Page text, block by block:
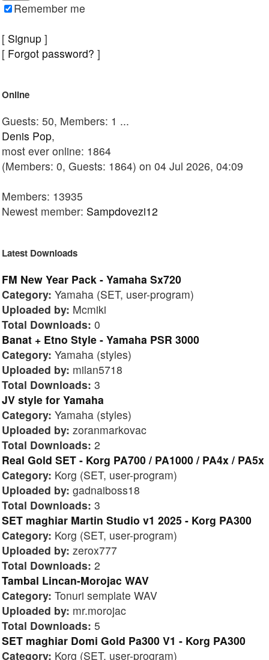
Remember me
[ Signup ]
[ Forgot password? ]
Online
Guests: 50, Members: 1 ...
Denis Pop,
most ever online: 1864
(Members: 0, Guests: 1864) on 04 Jul 2026, 04:09
Members: 13935
Newest member: Sampdovezi12
Latest Downloads
FM New Year Pack - Yamaha Sx720
Category: Yamaha (SET, user-program)
Uploaded by: Mcmiki
Total Downloads: 0
Banat + Etno Style - Yamaha PSR 3000
Category: Yamaha (styles)
Uploaded by: milan5718
Total Downloads: 3
JV style for Yamaha
Category: Yamaha (styles)
Uploaded by: zoranmarkovac
Total Downloads: 2
Real Gold SET - Korg PA700 / PA1000 / PA4x / PA5x
Category: Korg (SET, user-program)
Uploaded by: gadnaiboss18
Total Downloads: 3
SET maghiar Martin Studio v1 2025 - Korg PA300
Category: Korg (SET, user-program)
Uploaded by: zerox777
Total Downloads: 2
Tambal Lincan-Morojac WAV
Category: Tonuri semplate WAV
Uploaded by: mr.morojac
Total Downloads: 5
SET maghiar Domi Gold Pa300 V1 - Korg PA300
Category: Korg (SET, user-program)